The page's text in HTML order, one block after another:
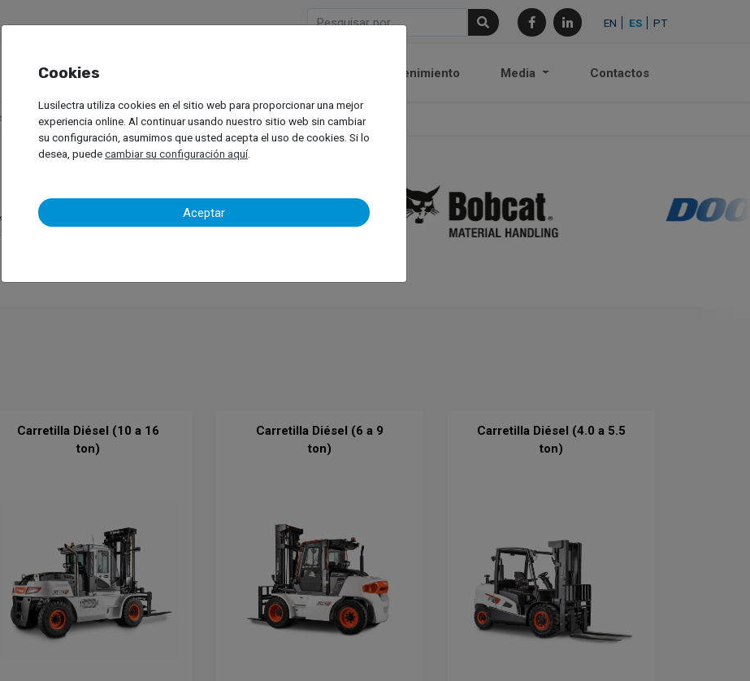
EN ES PT
Mantenimiento Media Contactos
Diésel
Carretilla Diésel (10 a 16
ton)
Carretilla Diésel (6 a 9
ton)
Carretilla Diésel (4.0 a 5.5
ton)
Cookies
Lusilectra utiliza cookies en el sitio web para proporcionar una mejor
experiencia online. Al continuar usando nuestro sitio web sin cambiar
su configuración, asumimos que usted acepta el uso de cookies. Si lo
desea, puedecambiar su configuración aquí.
Aceptar